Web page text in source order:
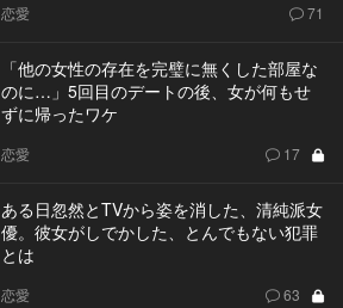
恋愛 71
「他の女性の存在を完璧に無くした部屋な
のに…」5回目のデートの後、女が何もせ
ずに帰ったワケ
恋愛 17
ある日忽然とTVから姿を消した、清純派女
優。彼女がしでかした、とんでもない犯罪
とは
恋愛 63